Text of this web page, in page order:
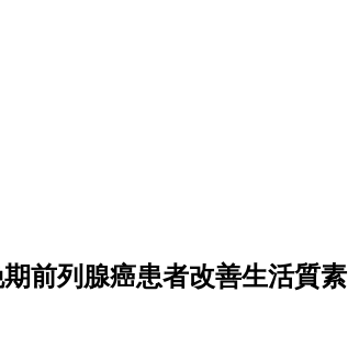
前列腺癌患者改善生活質素